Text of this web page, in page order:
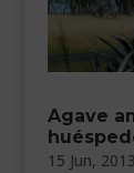
Agave
15 Jun, 2013